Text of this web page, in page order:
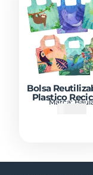
Bolsa
Plastico
Marca: